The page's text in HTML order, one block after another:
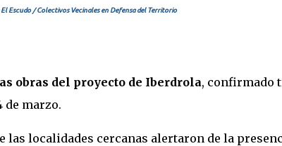
Escudo / Colectivos Vecinales en Defensa del Territorio
obras del proyecto de Iberdrola, confirmado
de marzo.
las localidades cercanas alertaron de la